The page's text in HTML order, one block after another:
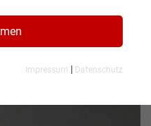
der Massivhaus
Impressum | Datenschutz